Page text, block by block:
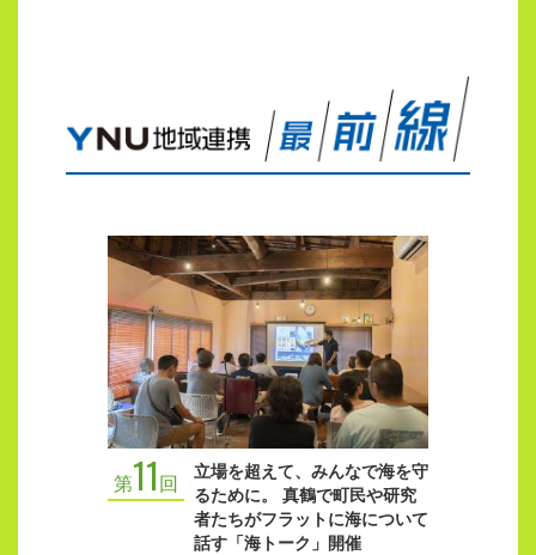
第11 回
立場を超えて、みんなで海を守
るために。 真鶴で町民や研究
者たちがフラットに海について
話す「海トーク」開催